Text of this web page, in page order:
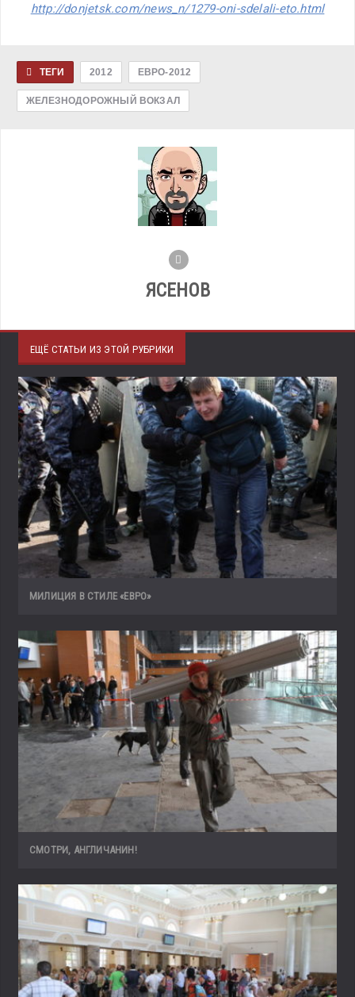
http://donjetsk.com/news_n/1279-oni-sdelali-eto.html
ТЕГИ 2012 ЕВРО-2012
ЖЕЛЕЗНОДОРОЖНЫЙ ВОКЗАЛ
ЯСЕНОВ
ЕЩЁ СТАТЬИ ИЗ ЭТОЙ РУБРИКИ
МИЛИЦИЯ В СТИЛЕ «ЕВРО»
СМОТРИ, АНГЛИЧАНИН!